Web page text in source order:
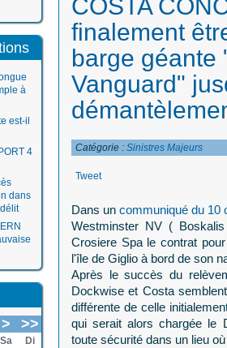
à
est-il
4
dans
> >>
Sa
Di
COSTA
finalement
barge géante
Vanguard"
Catégorie : Sinistres Majeurs
Tweet
Dans un communiqué du 10
Westminster NV (
Crosiere Spa le contrat
l'île de Giglio à bord de son
Après le succès du
Dockwise et Costa
différente de celle
qui serait alors chargée le
toute sécurité dans un lieu